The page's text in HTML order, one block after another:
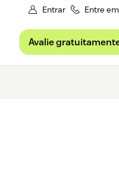
Entrar Entre
Avalie